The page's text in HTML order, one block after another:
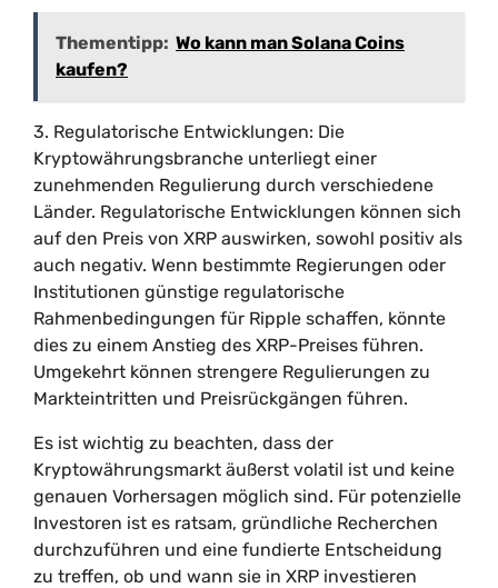
Thementipp: Wo kann man Solana Coins
kaufen?
3. Regulatorische Entwicklungen: Die
Kryptowährungsbranche unterliegt einer
zunehmenden Regulierung durch verschiedene
Länder. Regulatorische Entwicklungen können sich
auf den Preis von XRP auswirken, sowohl positiv als
auch negativ. Wenn bestimmte Regierungen oder
Institutionen günstige regulatorische
Rahmenbedingungen für Ripple schaffen, könnte
dies zu einem Anstieg des XRP-Preises führen.
Umgekehrt können strengere Regulierungen zu
Markteintritten und Preisrückgängen führen.
Es ist wichtig zu beachten, dass der
Kryptowährungsmarkt äußerst volatil ist und keine
genauen Vorhersagen möglich sind. Für potenzielle
Investoren ist es ratsam, gründliche Recherchen
durchzuführen und eine fundierte Entscheidung
zu treffen, ob und wann sie in XRP investieren